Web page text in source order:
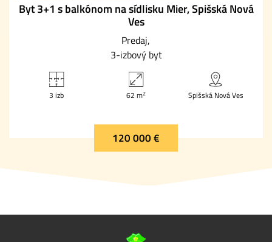
Byt 3+1 s balkónom na sídlisku Mier, Spišská Nová
Ves
Predaj
3-izbový byt
3 izb 62 m2 Spišská Nová Ves
120 000 €